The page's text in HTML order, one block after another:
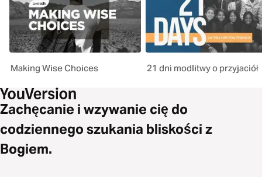
Making Wise Choices 21 dni modlitwy o przyjaciół
Zachęcanie i wzywanie cię do
codziennego szukania bliskości z
Bogiem.